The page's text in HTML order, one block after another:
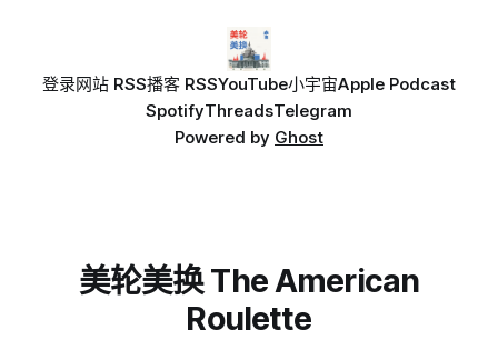
登录网站 RSS播客 RSSYouTube小宇宙Apple Podcast
SpotifyThreadsTelegram
Powered by Ghost
美轮美换 The American
Roulette